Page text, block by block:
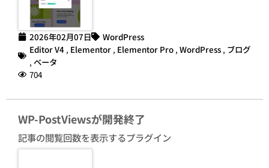
2026年02月07日
WordPress
Editor V4 , Elementor , Elementor Pro , WordPress , ブログ
, ベータ
704
WP-PostViewsが開発終了
記事の閲覧回数を表示するプラグイン